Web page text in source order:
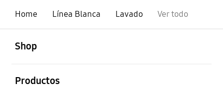
Home Línea Blanca Lavado Ver todo
Shop
Productos